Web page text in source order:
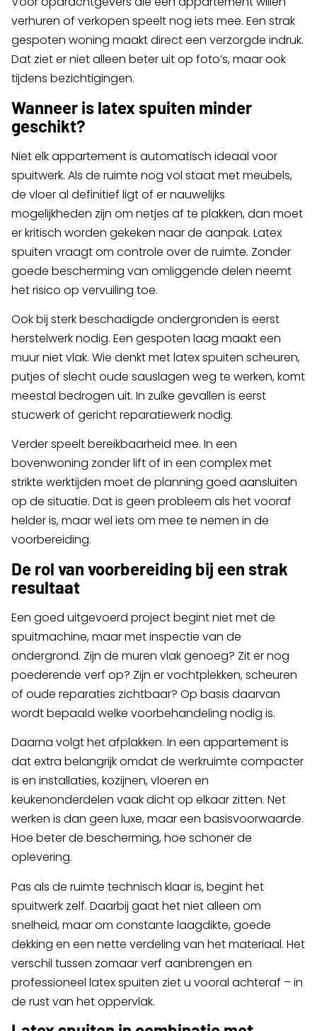
verhuren of verkopen speelt nog iets mee. Een strak
gespoten woning maakt direct een verzorgde indruk.
Dat ziet er niet alleen beter uit op foto’s, maar ook
tijdens bezichtigingen.
Wanneer is latex spuiten minder
geschikt?
Niet elk appartement is automatisch ideaal voor
spuitwerk. Als de ruimte nog vol staat met meubels,
de vloer al definitief ligt of er nauwelijks
mogelijkheden zijn om netjes af te plakken, dan moet
er kritisch worden gekeken naar de aanpak. Latex
spuiten vraagt om controle over de ruimte. Zonder
goede bescherming van omliggende delen neemt
het risico op vervuiling toe.
Ook bij sterk beschadigde ondergronden is eerst
herstelwerk nodig. Een gespoten laag maakt een
muur niet vlak. Wie denkt met latex spuiten scheuren,
putjes of slecht oude sauslagen weg te werken, komt
meestal bedrogen uit. In zulke gevallen is eerst
stucwerk of gericht reparatiewerk nodig.
Verder speelt bereikbaarheid mee. In een
bovenwoning zonder lift of in een complex met
strikte werktijden moet de planning goed aansluiten
op de situatie. Dat is geen probleem als het vooraf
helder is, maar wel iets om mee te nemen in de
voorbereiding.
De rol van voorbereiding bij een strak
resultaat
Een goed uitgevoerd project begint niet met de
spuitmachine, maar met inspectie van de
ondergrond. Zijn de muren vlak genoeg? Zit er nog
poederende verf op? Zijn er vochtplekken, scheuren
of oude reparaties zichtbaar? Op basis daarvan
wordt bepaald welke voorbehandeling nodig is.
Daarna volgt het afplakken. In een appartement is
dat extra belangrijk omdat de werkruimte compacter
is en installaties, kozijnen, vloeren en
keukenonderdelen vaak dicht op elkaar zitten. Net
werken is dan geen luxe, maar een basisvoorwaarde.
Hoe beter de bescherming, hoe schoner de
oplevering.
Pas als de ruimte technisch klaar is, begint het
spuitwerk zelf. Daarbij gaat het niet alleen om
snelheid, maar om constante laagdikte, goede
dekking en een nette verdeling van het materiaal. Het
verschil tussen zomaar verf aanbrengen en
professioneel latex spuiten ziet u vooral achteraf – in
de rust van het oppervlak.